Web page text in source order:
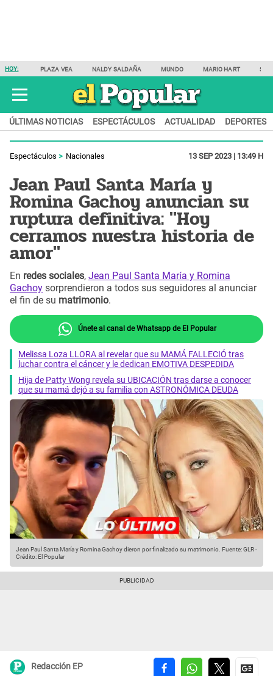
HOY: PLAZA VEA NALDY SALDAÑA MUNDO MARIO HART
ÚLTIMAS NOTICIAS ESPECTÁCULOS ACTUALIDAD DEPORTES
Espectáculos Nacionales 13 SEP 2023 | 13:49 H
Jean Paul Santa María y
Romina Gachoy anuncian su
ruptura definitiva: "Hoy
cerramos nuestra historia de
amor"
En redes sociales, Jean Paul Santa María y Romina
Gachoy sorprendieron a todos sus seguidores al anunciar
el fin de su matrimonio.
Únete al canal de Whatsapp de El Popular
Melissa Loza LLORA al revelar que su MAMÁ FALLECIÓ tras
luchar contra el cáncer y le dedican EMOTIVA DESPEDIDA
Hija de Patty Wong revela su UBICACIÓN tras darse a conocer
que su mamá dejó a su familia con ASTRONÓMICA DEUDA
Jean Paul Santa María y Romina Gachoy dieron por finalizado su matrimonio. Fuente: GLR-
Crédito: El Popular
Redacción EP